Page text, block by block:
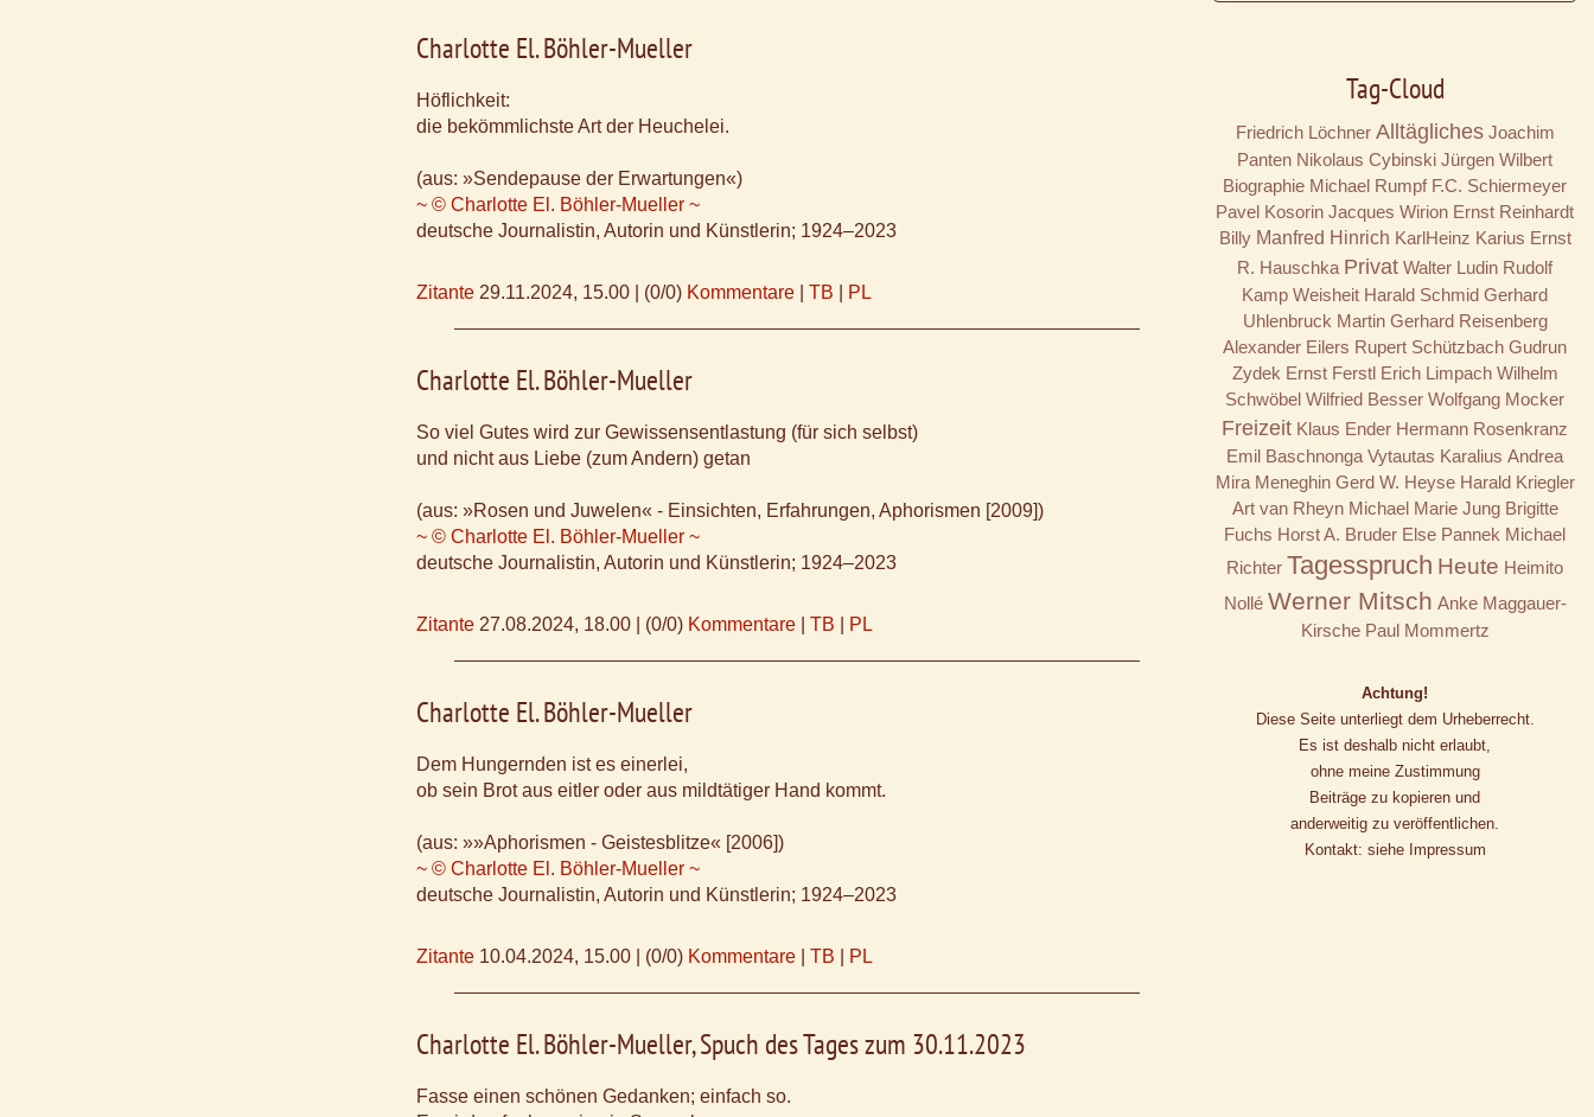
Charlotte El. Böhler-Mueller
Höflichkeit:
die bekömmlichste Art der Heuchelei.
(aus: »Sendepause der Erwartungen«)
~ © Charlotte El. Böhler-Mueller ~
deutsche Journalistin, Autorin und Künstlerin; 1924–2023
Zitante 29.11.2024, 15.00 (0/0) Kommentare TB PL
Charlotte El. Böhler-Mueller
So viel Gutes wird zur Gewissensentlastung (für sich selbst)
und nicht aus Liebe (zum Andern) getan
(aus: »Rosen und Juwelen« - Einsichten, Erfahrungen, Aphorismen [2009])
~ © Charlotte El. Böhler-Mueller ~
deutsche Journalistin, Autorin und Künstlerin; 1924–2023
Zitante 27.08.2024, 18.00 (0/0) Kommentare TB PL
Charlotte El. Böhler-Mueller
Dem Hungernden ist es einerlei,
ob sein Brot aus eitler oder aus mildtätiger Hand kommt.
(aus: »»Aphorismen - Geistesblitze« [2006])
~ © Charlotte El. Böhler-Mueller ~
deutsche Journalistin, Autorin und Künstlerin; 1924–2023
Zitante 10.04.2024, 15.00 (0/0) Kommentare TB PL
Charlotte El. Böhler-Mueller, Spuch des Tages zum 30.11.2023
Fasse einen schönen Gedanken; einfach so.
Tag-Cloud
Friedrich Löchner Alltägliches Joachim
Panten Nikolaus Cybinski Jürgen Wilbert
Biographie Michael Rumpf F.C. Schiermeyer
Pavel Kosorin Jacques Wirion Ernst Reinhardt
Billy Manfred Hinrich KarlHeinz Karius Ernst
R. Hauschka Privat Walter Ludin Rudolf
Kamp Weisheit Harald Schmid Gerhard
Uhlenbruck Martin Gerhard Reisenberg
Alexander Eilers Rupert Schützbach Gudrun
Zydek Ernst Ferstl Erich Limpach Wilhelm
Schwöbel Wilfried Besser Wolfgang Mocker
Freizeit Klaus Ender Hermann Rosenkranz
Emil Baschnonga Vytautas Karalius Andrea
Mira Meneghin Gerd W. Heyse Harald Kriegler
Art van Rheyn Michael Marie Jung Brigitte
Fuchs Horst A. Bruder Else Pannek Michael
Richter Tagesspruch Heute Heimito
Nollé Werner Mitsch Anke Maggauer-
Kirsche Paul Mommertz
Achtung!
Diese Seite unterliegt dem Urheberrecht.
Es ist deshalb nicht erlaubt,
ohne meine Zustimmung
Beiträge zu kopieren und
anderweitig zu veröffentlichen.
Kontakt: siehe Impressum